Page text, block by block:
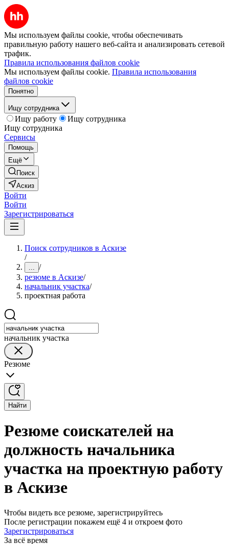
Мы используем файлы cookie, чтобы обеспечивать
правильную работу нашего веб-сайта и анализировать сетевой
трафик.
Правила использования файлов cookie
Мы используем файлы cookie. Правила использования
файлов cookie
Понятно
Ищу сотрудника
Ищу работу
Ищу сотрудника
Ищу сотрудника
Сервисы
Помощь
Ещё
Поиск
Аскиз
Войти
Войти
Зарегистрироваться
Поиск сотрудников в Аскизе
/
... /
резюме в Аскизе/
начальник участка/
проектная работа
начальник участка
Резюме
Найти
Резюме соискателей на
должность начальника
участка на проектную работу
в Аскизе
Чтобы видеть все резюме, зарегистрируйтесь
После регистрации покажем ещё 4 и откроем фото
Зарегистрироваться
За всё время